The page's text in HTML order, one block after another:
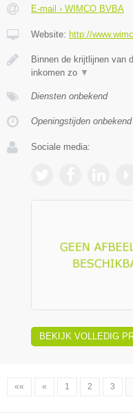
E-mail › WIMCO BVBA
Website: http://
Binnen de krijtlijnen van
inkomen zo ▼
Diensten onbekend
Openingstijden onbekend
Sociale media:
BEKIJK VOLLEDIG
«« « 1 2 3